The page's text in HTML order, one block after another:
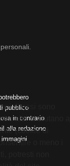
pubblico
in contrario
alla redazione
di essi sono
altri ci aiutano a
(cookie di
o meno i
potresti non